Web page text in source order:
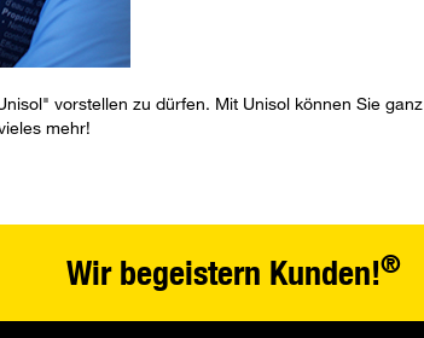
vorstellen zu dürfen. Mit Unisol können Sie
mehr!
Wir begeistern Kunden!®